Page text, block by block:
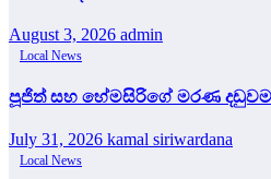
August 3, 2026 admin
Local News
පූජිත් සහ හේමසිරිගේ මරණ
July 31, 2026 kamal siriwardana
Local News